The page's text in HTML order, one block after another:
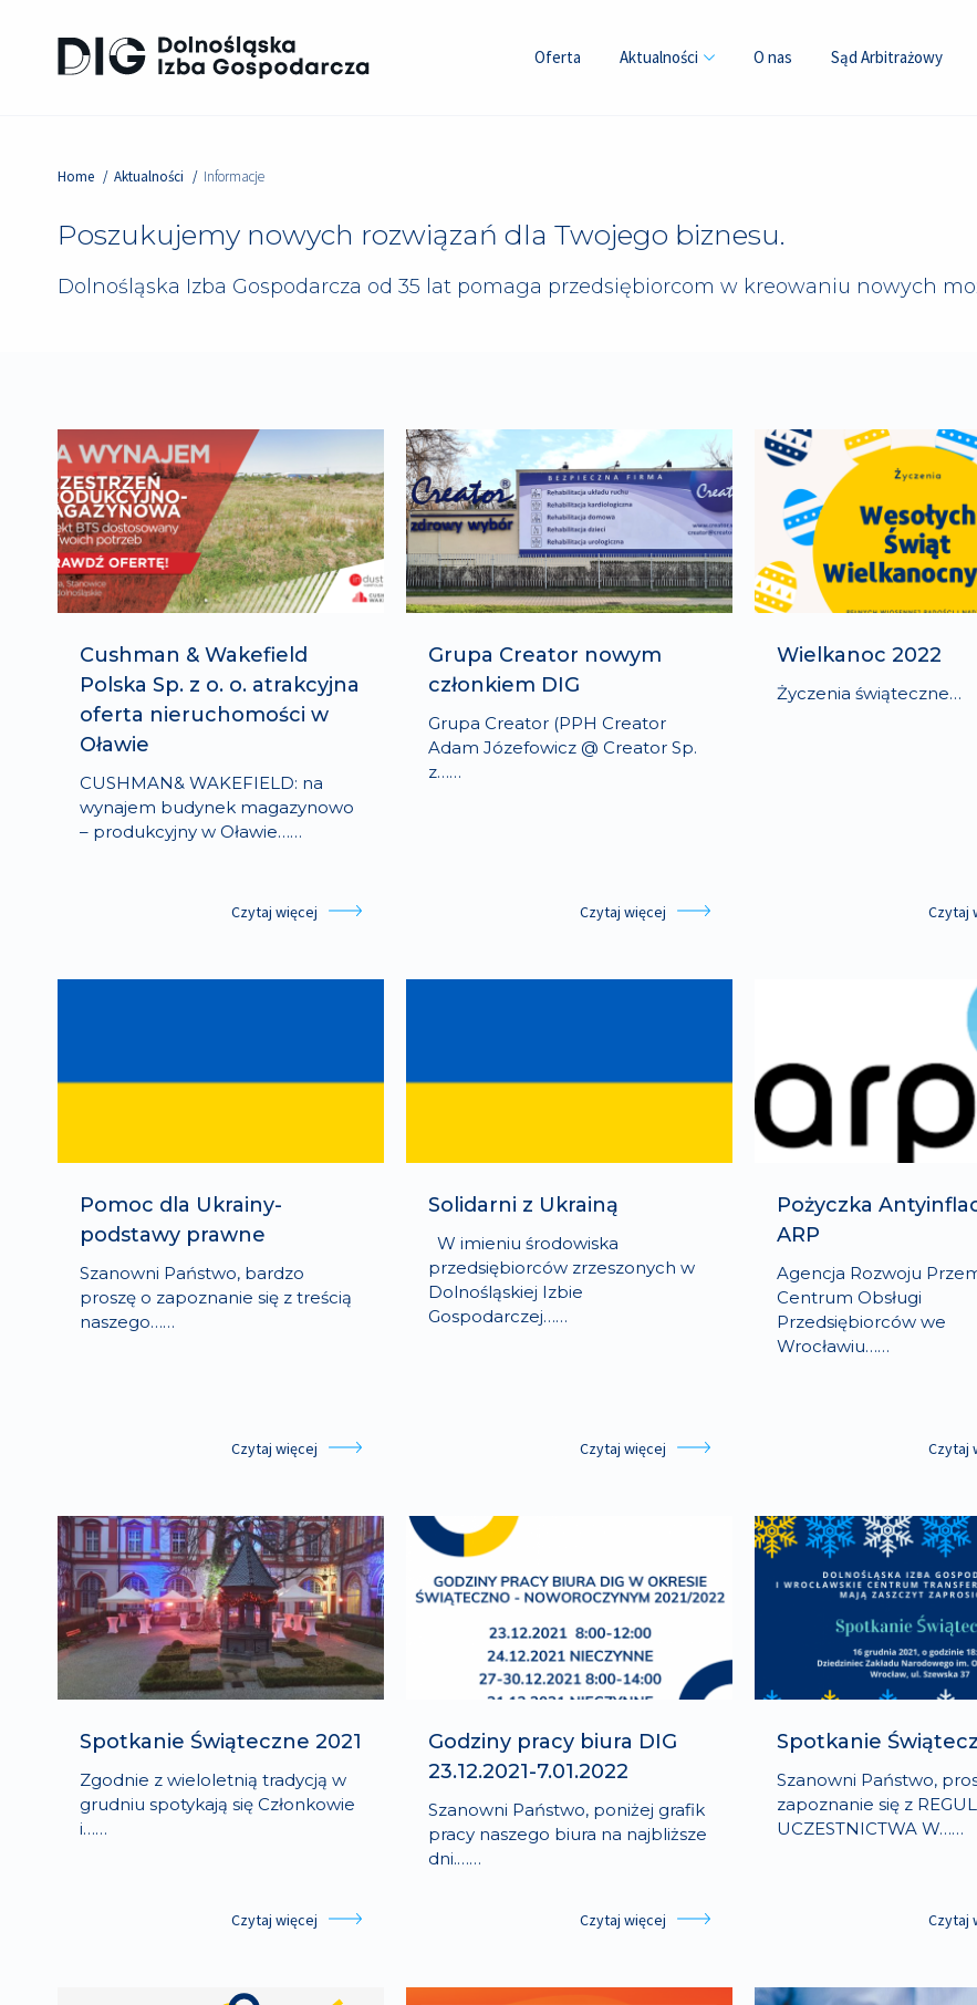
Oferta Aktualności O nas Sąd Arbitrażowy
Home Aktualności Informacje
Poszukujemy nowych rozwiązań dla Twojego biznesu.
Dolnośląska Izba Gospodarcza od 35 lat pomaga przedsiębiorcom w kreowaniu nowych
Cushman & Wakefield
Polska Sp. z o. o. atrakcyjna
oferta nieruchomości w
Oławie
CUSHMAN& WAKEFIELD: na
wynajem budynek magazynowo
– produkcyjny w Oławie……
Czytaj więcej
Grupa Creator nowym
członkiem DIG
Grupa Creator (PPH Creator
Adam Józefowicz @ Creator Sp.
z……
Czytaj więcej
Wielkanoc 2022
Życzenia świąteczne…
Czytaj
Pomoc dla Ukrainy-
podstawy prawne
Szanowni Państwo, bardzo
proszę o zapoznanie się z treścią
naszego……
Czytaj więcej
Solidarni z Ukrainą
W imieniu środowiska
przedsiębiorców zrzeszonych w
Dolnośląskiej Izbie
Gospodarczej……
Czytaj więcej
Pożyczka
ARP
Agencja Rozwoju
Centrum Obsługi
Przedsiębiorców we
Wrocławiu……
Czytaj
Spotkanie Świąteczne 2021
Zgodnie z wieloletnią tradycją w
grudniu spotykają się Członkowie
i……
Czytaj więcej
Godziny pracy biura DIG
23.12.2021-7.01.2022
Szanowni Państwo, poniżej grafik
pracy naszego biura na najbliższe
dni.……
Czytaj więcej
Spotkanie
Szanowni Państwo,
zapoznanie się z
UCZESTNICTWA W……
Czytaj